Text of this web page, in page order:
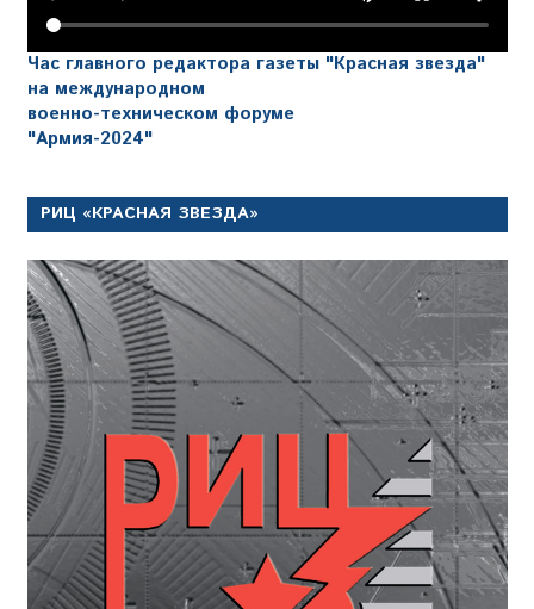
Час главного редактора газеты "Красная звезда"
на международном
военно-техническом форуме
"Армия-2024"
РИЦ «КРАСНАЯ ЗВЕЗДА»